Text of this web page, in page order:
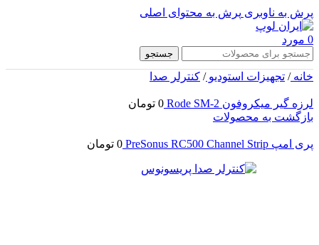
پرش به ناوبری پرش به محتوای اصلی
0 مورد
جستجو
خانه/ تجهیزات استودیو/ کنترلر صدا
لرزه گیر میکروفون Rode SM-2 0 تومان
بازگشت به محصولات
پری امپ PreSonus RC500 Channel Strip 0 تومان